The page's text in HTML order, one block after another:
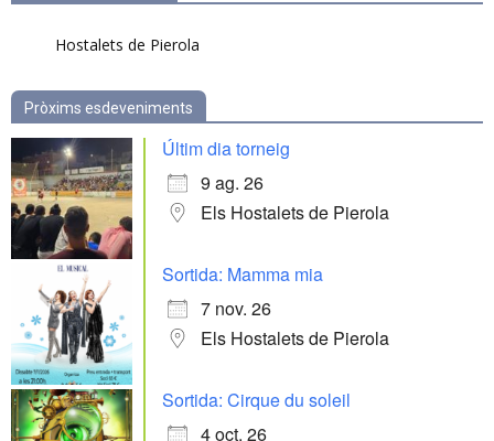
Hostalets de Pierola
Pròxims esdeveniments
Últim dia torneig
9 ag. 26
Els Hostalets de Pierola
Sortida: Mamma mia
7 nov. 26
Els Hostalets de Pierola
Sortida: Cirque du soleil
4 oct. 26